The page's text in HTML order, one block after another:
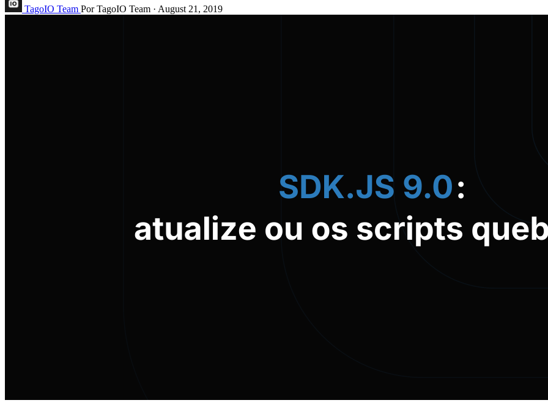
TagoIO Team Por TagoIO Team · August 21, 2019